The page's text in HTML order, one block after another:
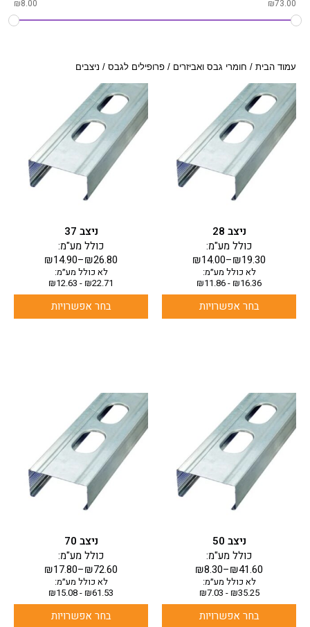
₪8.00 ₪73.00
עמוד הבית / חומרי גבס ואביזרים / פרופילים לגבס / ניצבים
ניצב 28
₪14.00–₪19.30
כולל מע"מ:
לא כולל מע״מ:
₪16.36
-
₪11.86
בחר אפשרויות
זה
יש
מספר
סוגים.
ניתן
לבחור
המוצר
ניצב 37
₪14.90–₪26.80
כולל מע"מ:
לא כולל מע״מ:
₪22.71
-
₪12.63
בחר אפשרויות
זה
יש
מספר
סוגים.
ניתן
לבחור
המוצר
ניצב 50
₪8.30–₪41.60
כולל מע"מ:
לא כולל מע״מ:
₪35.25
-
₪7.03
בחר אפשרויות
זה
יש
מספר
סוגים.
ניתן
לבחור
המוצר
ניצב 70
₪17.80–₪72.60
כולל מע"מ:
לא כולל מע״מ:
₪61.53
-
₪15.08
בחר אפשרויות
זה
יש
מספר
סוגים.
ניתן
לבחור
המוצר